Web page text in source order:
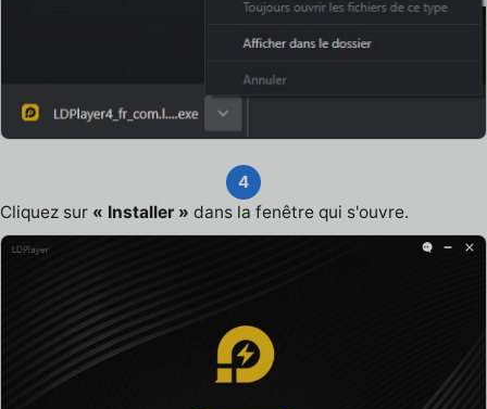
4
Cliquez sur « Installer » dans la fenêtre qui s'ouvre.